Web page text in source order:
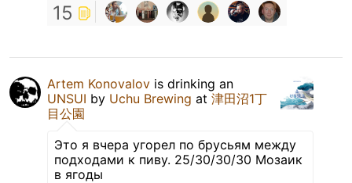
15
Artem Konovalov is drinking an
UNSUI by Uchu Brewing at 津田沼1丁
目公園
Это я вчера угорел по брусьям между
подходами к пиву. 25/30/30/30 Мозаик
в ягоды